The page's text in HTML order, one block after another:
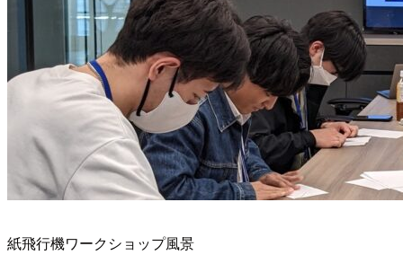
紙飛行機ワークショップ風景